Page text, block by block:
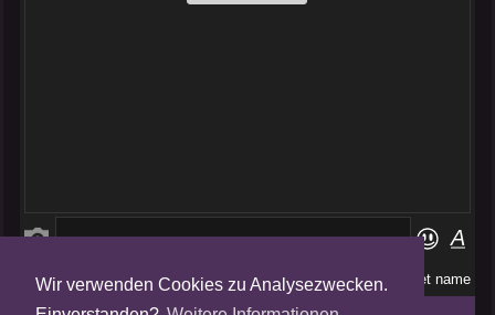
Wir verwenden Cookies zu Analysezwecken.